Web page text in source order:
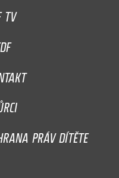
TV
PRÁV DÍTĚTE